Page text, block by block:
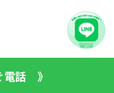
電話 》
Right Reserved.